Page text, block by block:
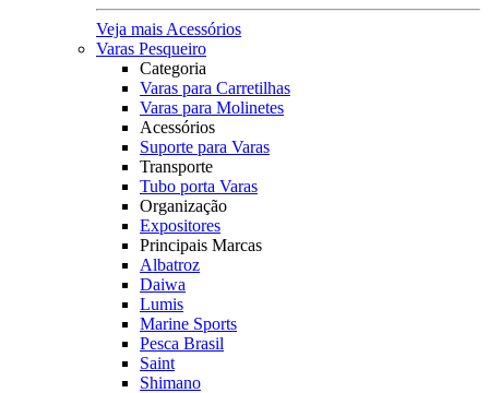
Veja mais Acessórios
Varas Pesqueiro
Categoria
Varas para Carretilhas
Varas para Molinetes
Acessórios
Suporte para Varas
Transporte
Tubo porta Varas
Organização
Expositores
Principais Marcas
Albatroz
Daiwa
Lumis
Marine Sports
Pesca Brasil
Saint
Shimano